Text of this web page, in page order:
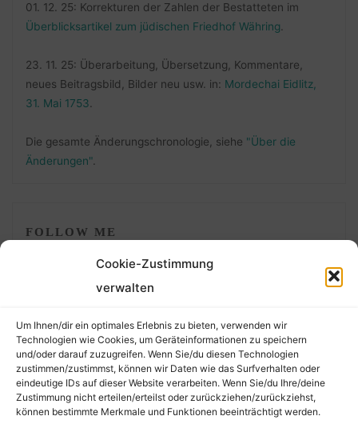
Cookie-Zustimmung
verwalten
Um Ihnen/dir ein optimales Erlebnis zu bieten, verwenden wir
Technologien wie Cookies, um Geräteinformationen zu speichern
und/oder darauf zuzugreifen. Wenn Sie/du diesen Technologien
zustimmen/zustimmst, können wir Daten wie das Surfverhalten oder
eindeutige IDs auf dieser Website verarbeiten. Wenn Sie/du Ihre/deine
Zustimmung nicht erteilen/erteilst oder zurückziehen/zurückziehst,
können bestimmte Merkmale und Funktionen beeinträchtigt werden.
01. 12. 25: Korrekturen der Zahlen der Bestatteten im
Überblicksartikel zum jüdischen Friedhof Währing.
23. 11. 25: Überarbeitung, Übersetzung, Kommentare,
neues Beitragsbild, Bilder neu usw. in: Mordechai Eidlitz,
31. Mai 1753.
Die gesamte Änderungschronologie, siehe "Über die
Änderungen".
FOLLOW ME
©2026 Der Transkribierer